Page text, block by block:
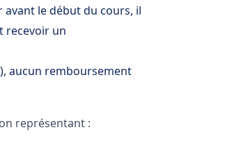
le début du cours, il
recevoir un
aucun remboursement
représentant :